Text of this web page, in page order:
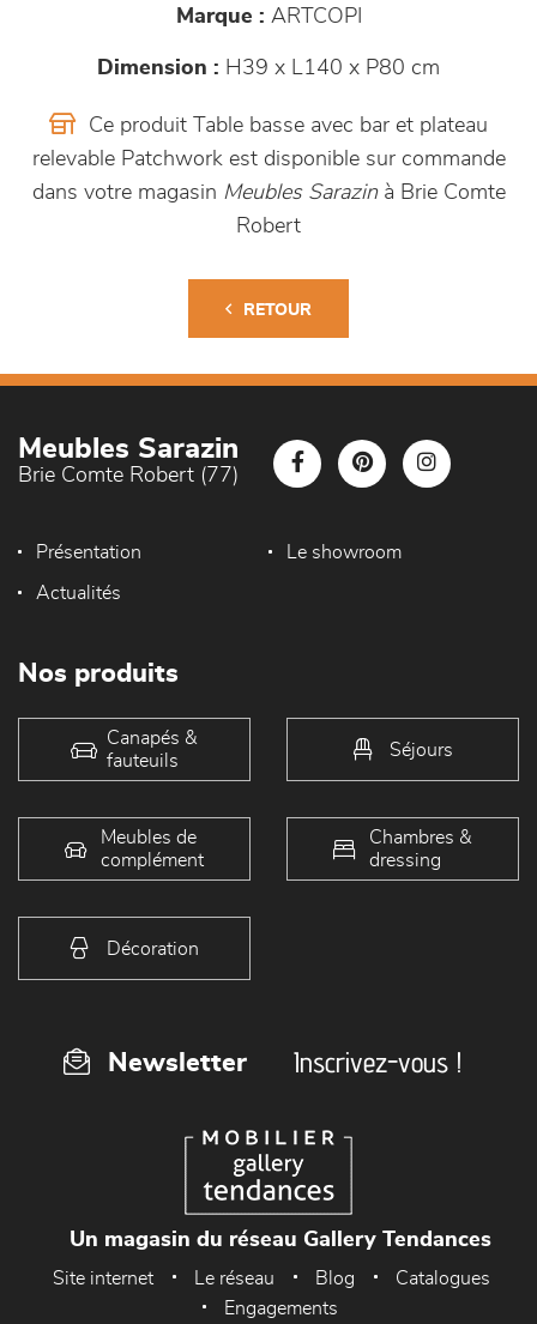
Marque : ARTCOPI
Dimension : H39 x L140 x P80 cm
Ce produit Table basse avec bar et plateau
relevable Patchwork est disponible sur commande
dans votre magasin Meubles Sarazinà Brie Comte
Robert
RETOUR
Meubles Sarazin
Brie Comte Robert (77)
Présentation Le showroom
Actualités
Nos produits
Canapés &
fauteuils
Séjours
Meubles de
complément
Chambres &
dressing
Décoration
Newsletter Inscrivez-vous !
Un magasin du réseau Gallery Tendances
Site internet Le réseau Blog
Catalogues
Engagements